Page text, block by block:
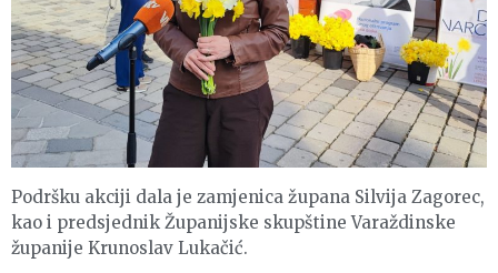
Podršku akciji dala je zamjenica župana Silvija Zagorec,
kao i predsjednik Županijske skupštine Varaždinske
županije Krunoslav Lukačić.